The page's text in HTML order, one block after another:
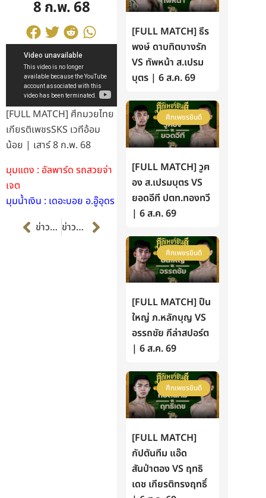
8 ก.พ. 68
[FULL MATCH] ศึกมวยไทย
เกียรติเพชรSKS เวทีอ้อม
น้อย | เสาร์ 8 ก.พ. 68
มุมแดง : อัลพาร์ด รถสวยจ่า
เจต
มุมน้ำเงิน : เดอะบอย อ.อู๊อุดร
Prevข่าวก่อนหน้า ข่าวต่อไป Next
[FULL MATCH] ธีร
พงษ์ ดาบทิตบางรัก
VS ทัพหน้า ส.เปรม
บุตร | 6 ส.ค. 69
ศึกเพชรยินดี
[FULL MATCH] วูฅ
อง ส.เปรมบุตร VS
ยอดอีที ปตท.ทองทวี
| 6 ส.ค. 69
ศึกเพชรยินดี
[FULL MATCH] ปืน
ใหญ่ ภ.หลักบุญ VS
อรรถชัย กีล่าสปอร์ต
| 6 ส.ค. 69
ศึกเพชรยินดี
[FULL MATCH]
กัปตันทีม แอ๊ด
สันป่าตอง VS ฤทธิ
เดช เกียรติทรงฤทธิ์